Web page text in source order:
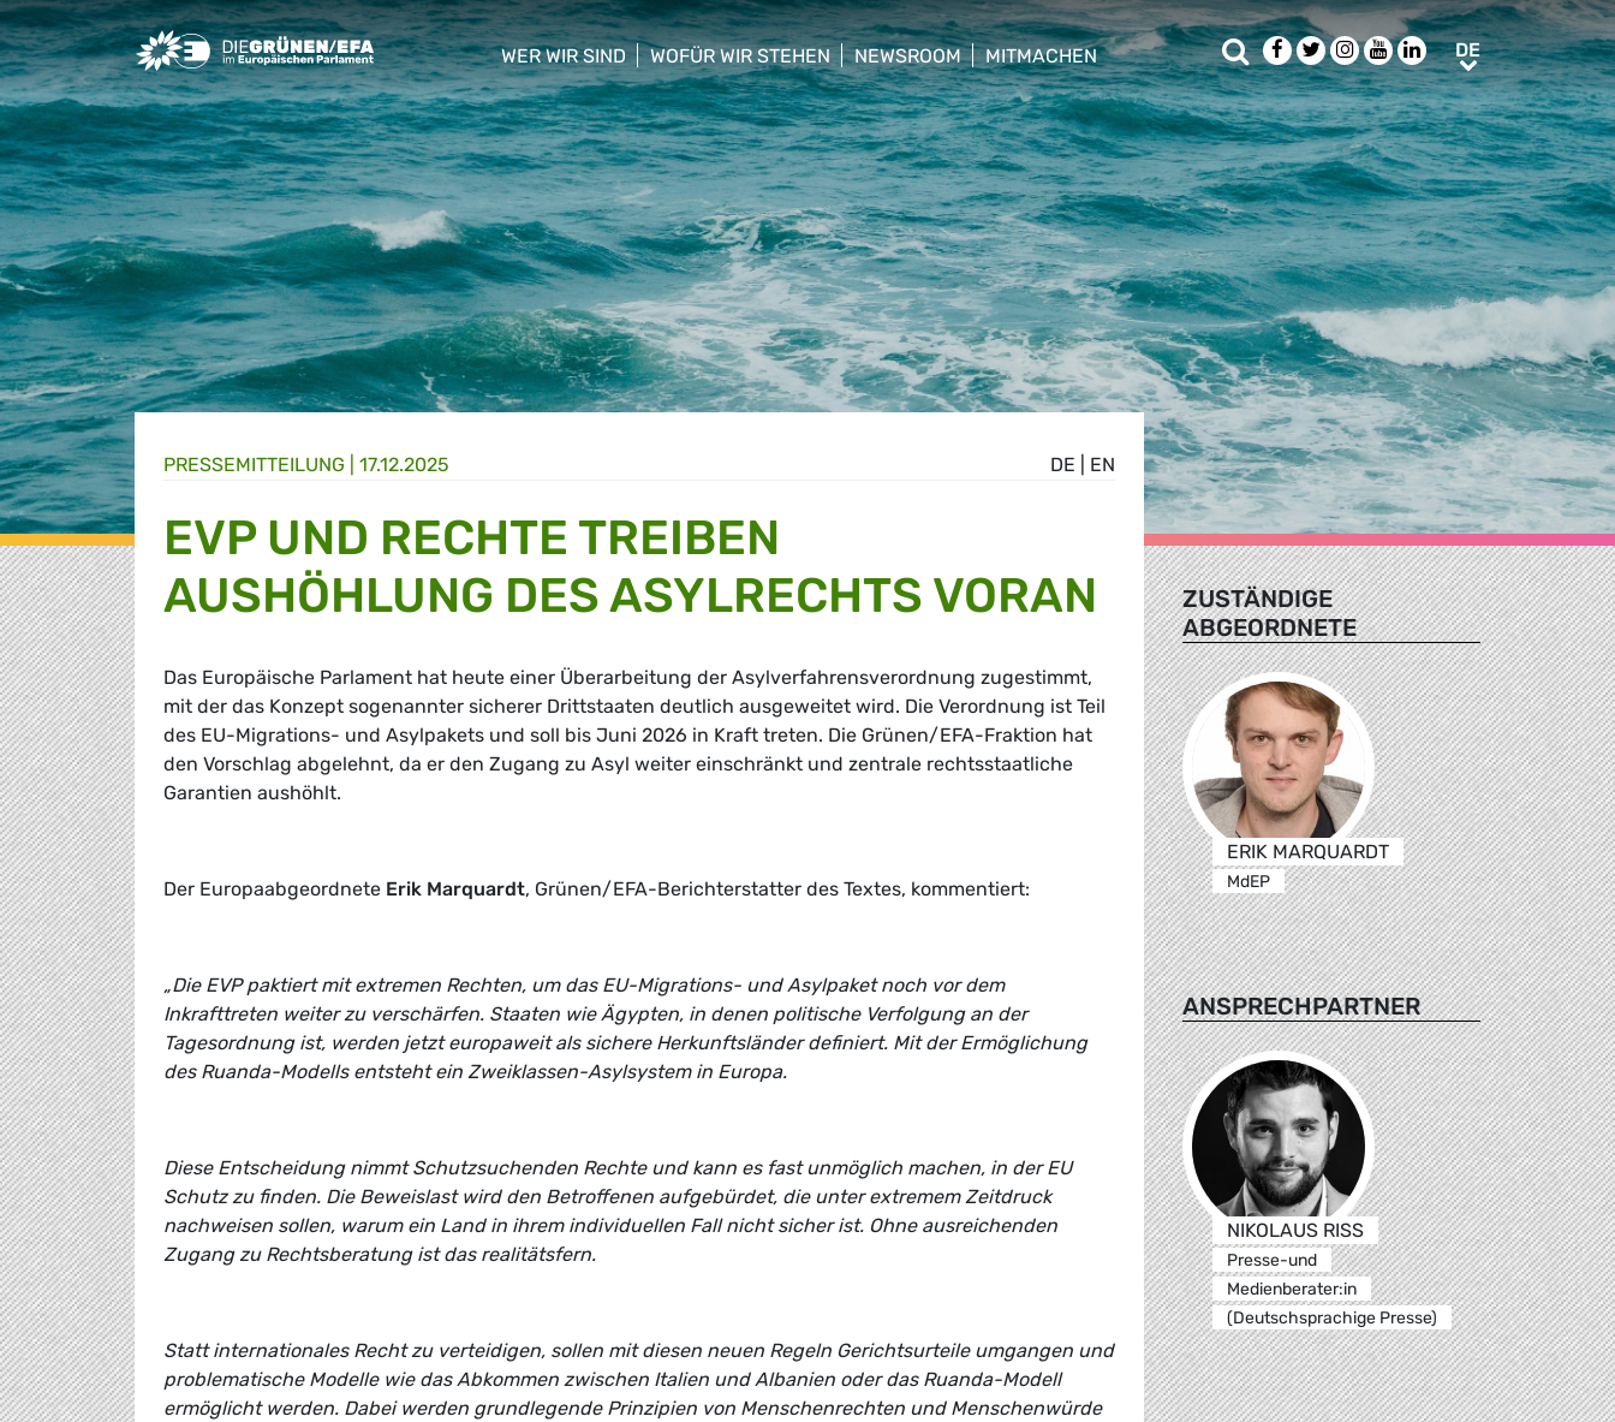
Greens/EFA Home
WER WIR SIND
show/hide sub menu
WOFÜR WIR STEHEN
show/hide sub menu
NEWSROOM
show/hide sub menu
MITMACHEN
show/hide sub menu
SucheFacebook
TwitterInstagram
Youtube
LinkedIn
DEDE
DE EN
PRESSE­MITTEILUNG 17.12.2025
EVP UND RECHTE TREIBEN
AUSHÖHLUNG DES ASYLRECHTS VORAN
Das Europäische Parlament hat heute einer Überarbeitung der Asylverfahrensverordnung zugestimmt,
mit der das Konzept sogenannter sicherer Drittstaaten deutlich ausgeweitet wird. Die Verordnung ist Teil
des EU-Migrations- und Asylpakets und soll bis Juni 2026 in Kraft treten. Die Grünen/EFA-Fraktion hat
den Vorschlag abgelehnt, da er den Zugang zu Asyl weiter einschränkt und zentrale rechtsstaatliche
Garantien aushöhlt.
Der Europaabgeordnete Erik Marquardt, Grünen/EFA-Berichterstatter des Textes, kommentiert:
„Die EVP paktiert mit extremen Rechten, um das EU-Migrations- und Asylpaket noch vor dem
Inkrafttreten weiter zu verschärfen. Staaten wie Ägypten, in denen politische Verfolgung an der
Tagesordnung ist, werden jetzt europaweit als sichere Herkunftsländer definiert. Mit der Ermöglichung
des Ruanda-Modells entsteht ein Zweiklassen-Asylsystem in Europa.
Diese Entscheidung nimmt Schutzsuchenden Rechte und kann es fast unmöglich machen, in der EU
Schutz zu finden. Die Beweislast wird den Betroffenen aufgebürdet, die unter extremem Zeitdruck
nachweisen sollen, warum ein Land in ihrem individuellen Fall nicht sicher ist. Ohne ausreichenden
Zugang zu Rechtsberatung ist das realitätsfern.
Statt internationales Recht zu verteidigen, sollen mit diesen neuen Regeln Gerichtsurteile umgangen und
problematische Modelle wie das Abkommen zwischen Italien und Albanien oder das Ruanda-Modell
ermöglicht werden. Dabei werden grundlegende Prinzipien von Menschenrechten und Menschenwürde
ZUSTÄNDIGE
ABGEORDNETE
ERIK MARQUARDT
MdEP
ANSPRECHPARTNER
NIKOLAUS RISS
Presse-und
Medienberater:in
(Deutschsprachige Presse)